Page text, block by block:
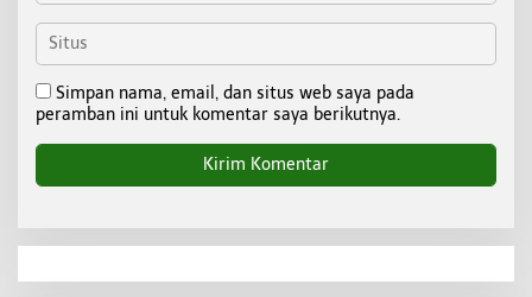
Simpan nama, email, dan situs web saya pada
peramban ini untuk komentar saya berikutnya.